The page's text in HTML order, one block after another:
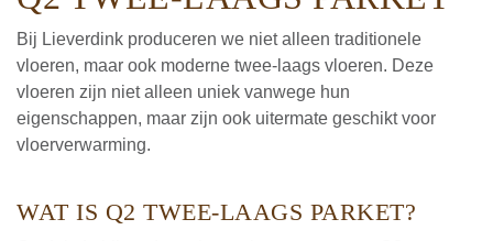
Bij Lieverdink produceren we niet alleen traditionele
vloeren, maar ook moderne twee-laags vloeren. Deze
vloeren zijn niet alleen uniek vanwege hun
eigenschappen, maar zijn ook uitermate geschikt voor
vloerverwarming.
WAT IS Q2 TWEE-LAAGS PARKET?